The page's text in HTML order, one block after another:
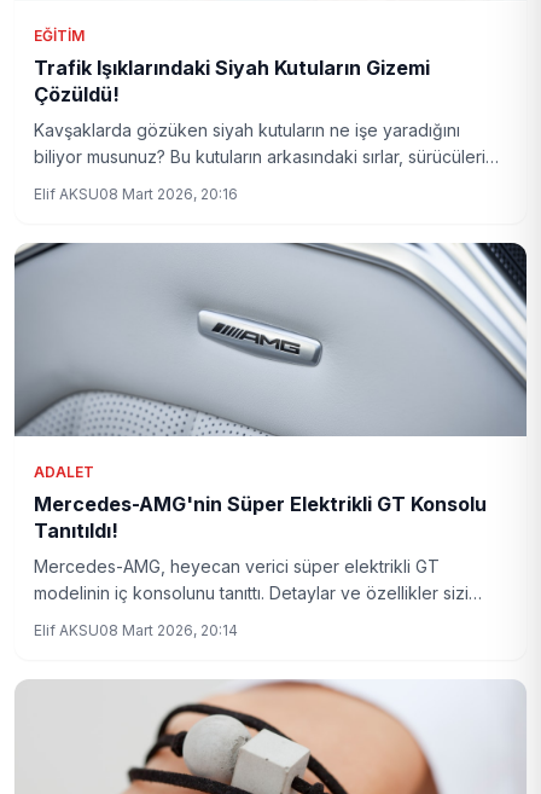
EĞITIM
Trafik Işıklarındaki Siyah Kutuların Gizemi
Çözüldü!
Kavşaklarda gözüken siyah kutuların ne işe yaradığını
biliyor musunuz? Bu kutuların arkasındaki sırlar, sürücüleri
Elif AKSU08 Mart 2026, 20:16
ADALET
Mercedes-AMG'nin Süper Elektrikli GT Konsolu
Tanıtıldı!
Mercedes-AMG, heyecan verici süper elektrikli GT
modelinin iç konsolunu tanıttı. Detaylar ve özellikler sizi
Elif AKSU08 Mart 2026, 20:14